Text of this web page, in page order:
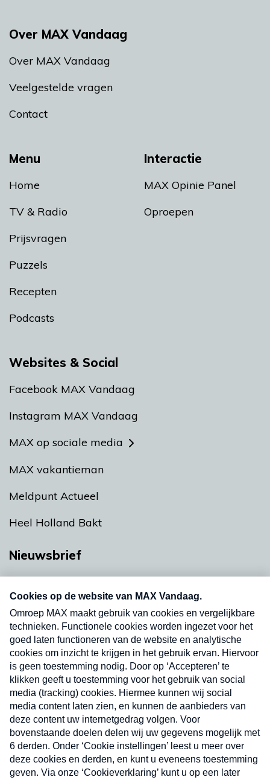
Menu
Home
TV & Radio
Prijsvragen
Puzzels
Recepten
Podcasts
Interactie
MAX Opinie Panel
Oproepen
Over MAX Vandaag
Over MAX Vandaag
Veelgestelde vragen
Contact
Websites & Social
Facebook MAX Vandaag
Instagram MAX Vandaag
MAX op sociale media
MAX vakantieman
Meldpunt Actueel
Heel Holland Bakt
Nieuwsbrief
nieuwsbrief. Elke vrijdag- en dinsdagochtend in
uw mailbox.
Verzend
Nieuwsbrief